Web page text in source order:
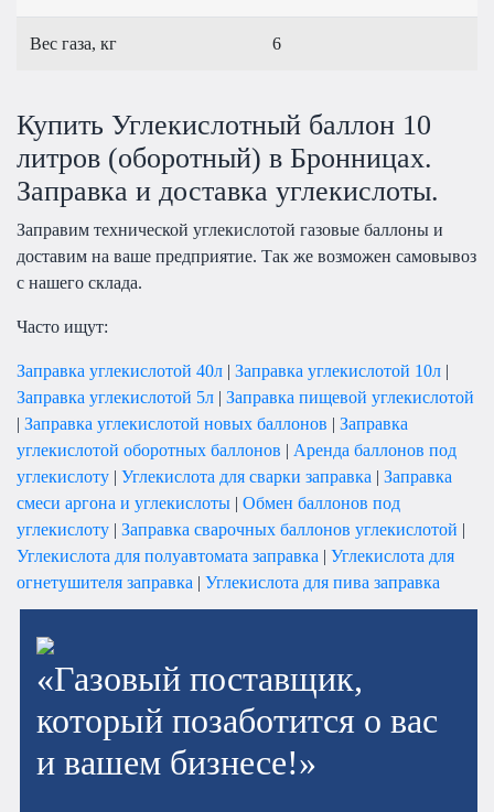
Вес газа, кг 6
Купить Углекислотный баллон 10
литров (оборотный) в Бронницах.
Заправка и доставка углекислоты.
Заправим технической углекислотой газовые баллоны и
доставим на ваше предприятие. Так же возможен самовывоз
с нашего склада.
Часто ищут:
Заправка углекислотой 40л | Заправка углекислотой 10л |
Заправка углекислотой 5л | Заправка пищевой углекислотой
| Заправка углекислотой новых баллонов | Заправка
углекислотой оборотных баллонов | Аренда баллонов под
углекислоту | Углекислота для сварки заправка | Заправка
смеси аргона и углекислоты | Обмен баллонов под
углекислоту | Заправка сварочных баллонов углекислотой |
Углекислота для полуавтомата заправка | Углекислота для
огнетушителя заправка | Углекислота для пива заправка
«Газовый поставщик,
который позаботится о вас
и вашем бизнесе!»